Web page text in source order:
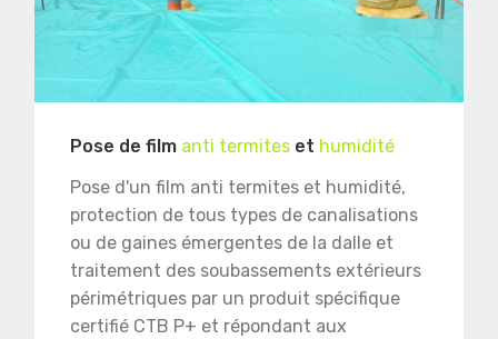
Pose de film anti termites et humidité
Pose d'un film anti termites et humidité,
protection de tous types de canalisations
ou de gaines émergentes de la dalle et
traitement des soubassements extérieurs
périmétriques par un produit spécifique
certifié CTB P+ et répondant aux